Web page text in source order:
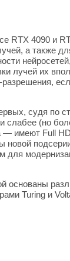
RTX 4090 и
а также
лучей их
судя по
слабее (но
— имеют Full
для
основаны
Turing и